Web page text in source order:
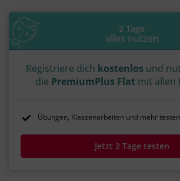
2 Tage
alles nutzen
Registriere dich kostenlos und
die PremiumPlus Flat mit allen
Übungen, Klassenarbeiten und mehr testen
Jetzt 2 Tage testen